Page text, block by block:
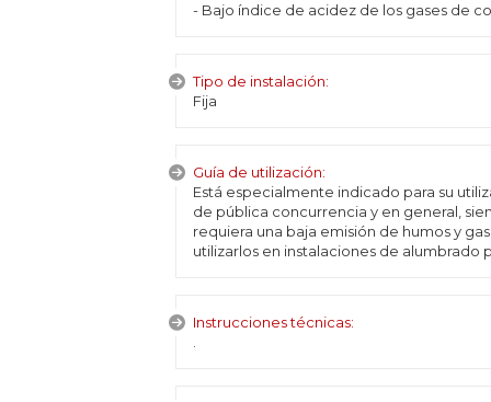
- Bajo índice de acidez de los gases de
Tipo de instalación:
Fija
Guía de utilización:
Está especialmente indicado para su
de pública concurrencia y en general,
requiera una baja emisión de humos y
utilizarlos en instalaciones de alumbrado
Instrucciones técnicas: